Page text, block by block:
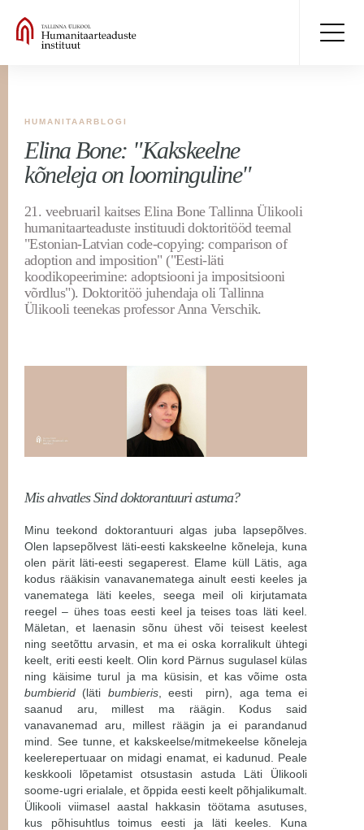
HUMANITAARBLOGI
Elina Bone: "Kakskeelne
kõneleja on loominguline"
21. veebruaril kaitses Elina Bone Tallinna Ülikooli
humanitaarteaduste instituudi doktoritööd teemal
"Estonian-Latvian code-copying: comparison of
adoption and imposition" ("Eesti-läti
koodikopeerimine: adoptsiooni ja impositsiooni
võrdlus"). Doktoritöö juhendaja oli Tallinna
Ülikooli teenekas professor Anna Verschik.
Mis ahvatles Sind doktorantuuri astuma?
Minu teekond doktorantuuri algas juba lapsepõlves.
Olen lapsepõlvest läti-eesti kakskeelne kõneleja, kuna
olen pärit läti-eesti segaperest. Elame küll Lätis, aga
kodus rääkisin vanavanematega ainult eesti keeles ja
vanematega läti keeles, seega meil oli kirjutamata
reegel – ühes toas eesti keel ja teises toas läti keel.
Mäletan, et laenasin sõnu ühest või teisest keelest
ning seetõttu arvasin, et ma ei oska korralikult ühtegi
keelt, eriti eesti keelt. Olin kord Pärnus sugulasel külas
ning käisime turul ja ma küsisin, et kas võime osta
bumbierid (läti bumbieris, eesti pirn), aga tema ei
saanud aru, millest ma räägin. Kodus said
vanavanemad aru, millest räägin ja ei parandanud
mind. See tunne, et kakskeelse/mitmekeelse kõneleja
keelerepertuaar on midagi enamat, ei kadunud. Peale
keskkooli lõpetamist otsustasin astuda Läti Ülikooli
soome-ugri erialale, et õppida eesti keelt põhjalikumalt.
Ülikooli viimasel aastal hakkasin töötama asutuses,
kus põhisuhtlus toimus eesti ja läti keeles. Kuna